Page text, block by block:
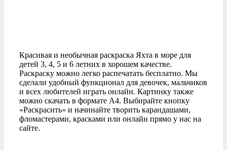
Красивая и необычная раскраска Яхта в море для
детей 3, 4, 5 и 6 летних в хорошем качестве.
Раскраску можно легко распечатать бесплатно. Мы
сделали удобный функционал для девочек, мальчиков
и всех любителей играть онлайн. Картинку также
можно скачать в формате А4. Выбирайте кнопку
«Раскрасить» и начинайте творить карандашами,
фломастерами, красками или онлайн прямо у нас на
сайте.